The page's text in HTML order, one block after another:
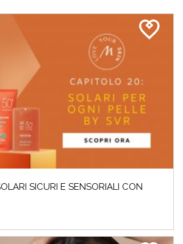
SICURI E SENSORIALI CON